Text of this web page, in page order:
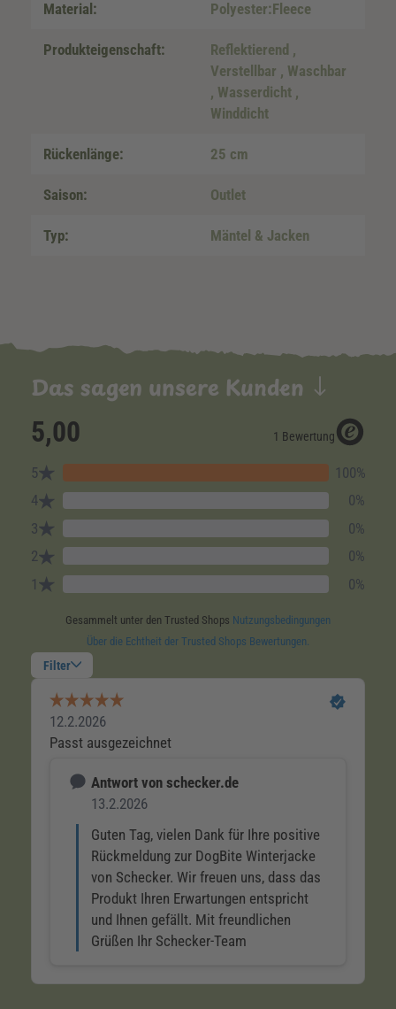
Material: Polyester:Fleece
Produkteigenschaft: Reflektierend ,
Verstellbar , Waschbar
, Wasserdicht ,
Winddicht
Rückenlänge: 25 cm
Saison: Outlet
Typ: Mäntel & Jacken
Das sagen unsere Kunden